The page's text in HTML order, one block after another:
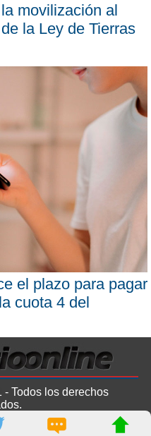
movilización al
la Ley de Tierras
el plazo para pagar
cuota 4 del
Todos los derechos